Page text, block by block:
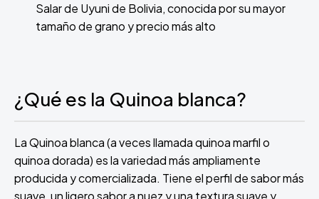
Salar de Uyuni de Bolivia, conocida por su mayor
tamaño de grano y precio más alto
¿Qué es la Quinoa blanca?
La Quinoa blanca (a veces llamada quinoa marfil o
quinoa dorada) es la variedad más ampliamente
producida y comercializada. Tiene el perfil de sabor más
suave, un ligero sabor a nuez y una textura suave y